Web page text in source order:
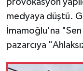
medyaya düştü.
İmamoğlu'na
pazarcıya